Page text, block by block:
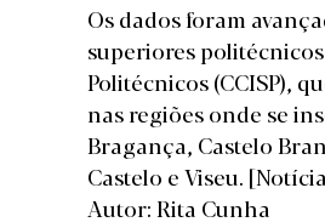
Os dados foram
superiores
Politécnicos (CCISP),
nas regiões onde se
Bragança, Castelo
Castelo e Viseu.
Autor: Rita Cunha